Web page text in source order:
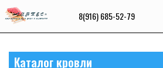
8(916) 685-52-79
Каталог кровли